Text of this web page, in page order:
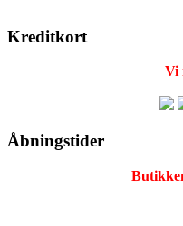
Kreditkort
Vi
Åbningstider